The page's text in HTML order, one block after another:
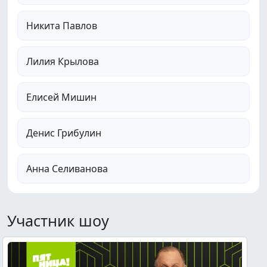
Никита Павлов
Лилия Крылова
Елисей Мишин
Денис Грибулин
Анна Селиванова
Участник шоу